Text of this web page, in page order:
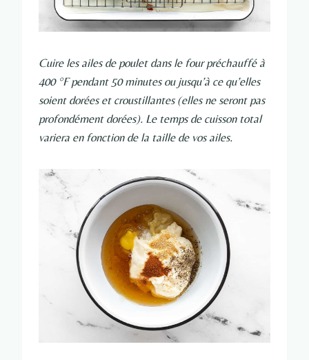
Cuire les ailes de poulet dans le four préchauffé à
400 °F pendant 50 minutes ou jusqu’à ce qu’elles
soient dorées et croustillantes (elles ne seront pas
profondément dorées). Le temps de cuisson total
variera en fonction de la taille de vos ailes.